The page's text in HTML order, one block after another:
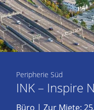
Peripherie Süd
INK – Inspire
Büro | Zur Miete: